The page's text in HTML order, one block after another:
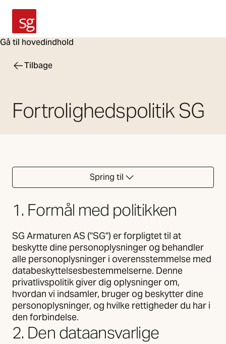
Gå til hovedindhold
SG Armaturen
Tilbage
Fortrolighedspolitik SG
Spring til
1. Formål med politikken
SG Armaturen AS ("SG") er forpligtet til at
beskytte dine personoplysninger og behandler
alle personoplysninger i overensstemmelse med
databeskyttelsesbestemmelserne. Denne
privatlivspolitik giver dig oplysninger om,
hvordan vi indsamler, bruger og beskytter dine
personoplysninger, og hvilke rettigheder du har i
den forbindelse.
2. Den dataansvarlige